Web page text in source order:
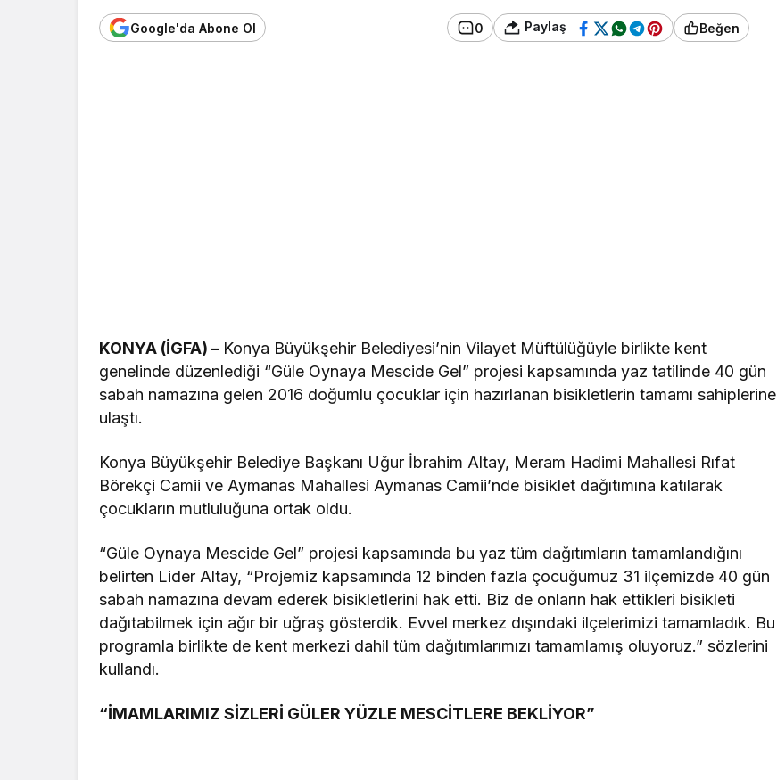
Google'da Abone Ol 0 Paylaş Beğen
KONYA (İGFA) – Konya Büyükşehir Belediyesi’nin Vilayet Müftülüğüyle birlikte kent
genelinde düzenlediği “Güle Oynaya Mescide Gel” projesi kapsamında yaz tatilinde 40 gün
sabah namazına gelen 2016 doğumlu çocuklar için hazırlanan bisikletlerin tamamı sahiplerine
ulaştı.
Konya Büyükşehir Belediye Başkanı Uğur İbrahim Altay, Meram Hadimi Mahallesi Rıfat
Börekçi Camii ve Aymanas Mahallesi Aymanas Camii’nde bisiklet dağıtımına katılarak
çocukların mutluluğuna ortak oldu.
“Güle Oynaya Mescide Gel” projesi kapsamında bu yaz tüm dağıtımların tamamlandığını
belirten Lider Altay, “Projemiz kapsamında 12 binden fazla çocuğumuz 31 ilçemizde 40 gün
sabah namazına devam ederek bisikletlerini hak etti. Biz de onların hak ettikleri bisikleti
dağıtabilmek için ağır bir uğraş gösterdik. Evvel merkez dışındaki ilçelerimizi tamamladık. Bu
programla birlikte de kent merkezi dahil tüm dağıtımlarımızı tamamlamış oluyoruz.” sözlerini
kullandı.
“İMAMLARIMIZ SİZLERİ GÜLER YÜZLE MESCİTLERE BEKLİYOR”